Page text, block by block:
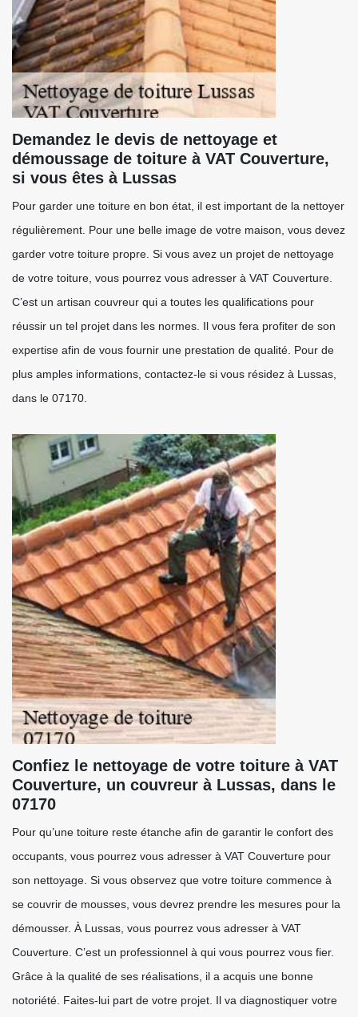
Demandez le devis de nettoyage et
démoussage de toiture à VAT Couverture,
si vous êtes à Lussas
Pour garder une toiture en bon état, il est important de la nettoyer
régulièrement. Pour une belle image de votre maison, vous devez
garder votre toiture propre. Si vous avez un projet de nettoyage
de votre toiture, vous pourrez vous adresser à VAT Couverture.
C’est un artisan couvreur qui a toutes les qualifications pour
réussir un tel projet dans les normes. Il vous fera profiter de son
expertise afin de vous fournir une prestation de qualité. Pour de
plus amples informations, contactez-le si vous résidez à Lussas,
dans le 07170.
Confiez le nettoyage de votre toiture à VAT
Couverture, un couvreur à Lussas, dans le
07170
Pour qu’une toiture reste étanche afin de garantir le confort des
occupants, vous pourrez vous adresser à VAT Couverture pour
son nettoyage. Si vous observez que votre toiture commence à
se couvrir de mousses, vous devrez prendre les mesures pour la
démousser. À Lussas, vous pourrez vous adresser à VAT
Couverture. C’est un professionnel à qui vous pourrez vous fier.
Grâce à la qualité de ses réalisations, il a acquis une bonne
notoriété. Faites-lui part de votre projet. Il va diagnostiquer votre